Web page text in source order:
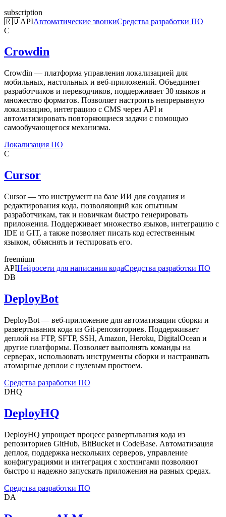
subscription
🇷🇺APIАвтоматические звонкиСредства разработки ПО
C
Crowdin
Crowdin — платформа управления локализацией для
мобильных, настольных и веб-приложений. Объединяет
разработчиков и переводчиков, поддерживает 30 языков и
множество форматов. Позволяет настроить непрерывную
локализацию, интеграцию с CMS через API и
автоматизировать повторяющиеся задачи с помощью
самообучающегося механизма.
Локализация ПО
C
Cursor
Cursor — это инструмент на базе ИИ для создания и
редактирования кода, позволяющий как опытным
разработчикам, так и новичкам быстро генерировать
приложения. Поддерживает множество языков, интеграцию с
IDE и GIT, а также позволяет писать код естественным
языком, объяснять и тестировать его.
freemium
APIНейросети для написания кодаСредства разработки ПО
DB
DeployBot
DeployBot — веб-приложение для автоматизации сборки и
развертывания кода из Git-репозиториев. Поддерживает
деплой на FTP, SFTP, SSH, Amazon, Heroku, DigitalOcean и
другие платформы. Позволяет выполнять команды на
серверах, использовать инструменты сборки и настраивать
атомарные деплои с нулевым простоем.
Средства разработки ПО
DHQ
DeployHQ
DeployHQ упрощает процесс развертывания кода из
репозиториев GitHub, BitBucket и CodeBase. Автоматизация
деплоя, поддержка нескольких серверов, управление
конфигурациями и интеграция с хостингами позволяют
быстро и надежно запускать приложения на разных средах.
Средства разработки ПО
DA